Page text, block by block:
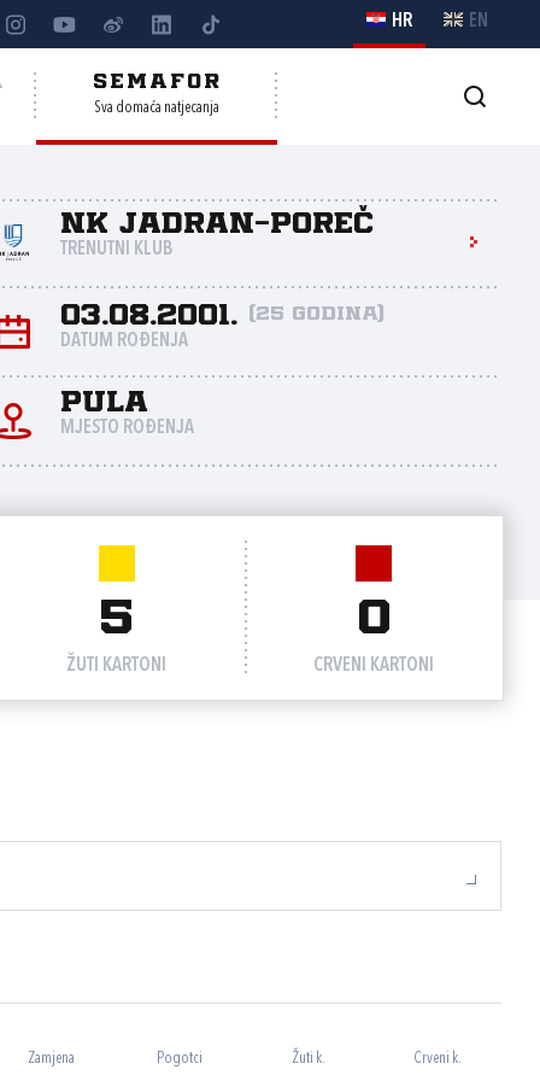
HR EN
SEMAFOR
Sva domaća natjecanja
NK Jadran-Poreč
TRENUTNI KLUB
03.08.2001. (25 godina)
DATUM ROĐENJA
Pula
MJESTO ROĐENJA
5
ŽUTI KARTONI
0
CRVENI KARTONI
Zamjena Pogotci Žuti k. Crveni k.